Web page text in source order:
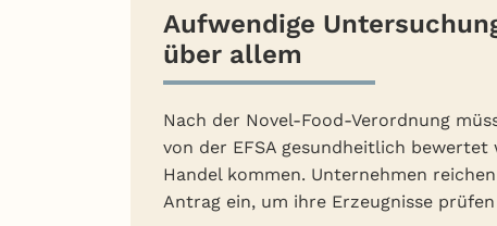
Aufwendige
über allem
Nach der Novel-Food-Verordnung
von der EFSA gesundheitlich
Handel kommen. Unternehmen
Antrag ein, um ihre Erzeugnisse